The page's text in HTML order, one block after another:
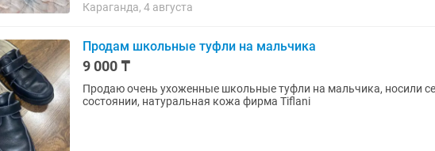
Караганда, 4 августа
Продам школьные туфли на мальчика
9 000 ₸
Продаю очень ухоженные школьные туфли на мальчика, носили
состоянии, натуральная кожа фирма Tiflani